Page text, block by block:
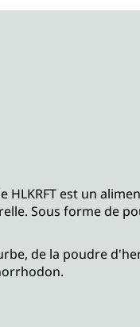
HLKRFT est un
Sous forme de
de la poudre